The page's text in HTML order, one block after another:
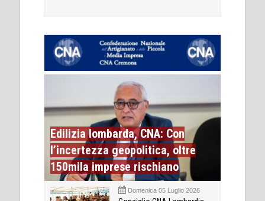
Edilizia lombarda, CNA: Con
l’incertezza geopolitica, oltre
150mila imprese rischiano
Domenica 05 Luglio 2026